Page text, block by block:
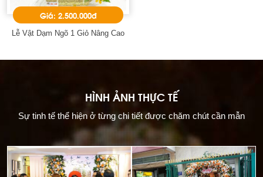
Giá: 2.500.000đ
Lễ Vật Dạm Ngõ 1 Giỏ Nâng Cao
HÌNH ẢNH THỰC TẾ
Sự tinh tế thể hiện ở từng chi tiết được chăm chút cần mẫn